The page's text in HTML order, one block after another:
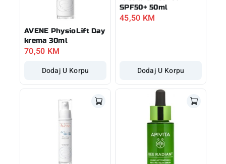
AVENE PhysioLift Day
krema 30ml
70,50 KM
Dodaj U Korpu
SPF50+ 50ml
45,50 KM
Dodaj U Korpu